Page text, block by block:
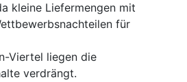
kleine Liefermengen mit
für
Viertel liegen die
verdrängt.